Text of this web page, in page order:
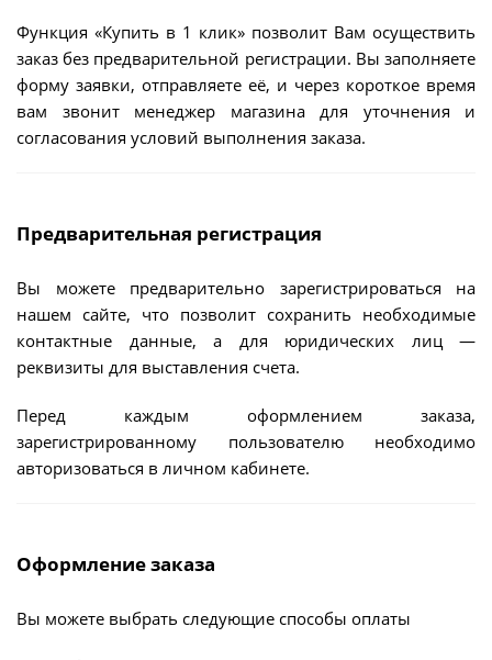
Функция «Купить в 1 клик» позволит Вам осуществить
заказ без предварительной регистрации. Вы заполняете
форму заявки, отправляете её, и через короткое время
вам звонит менеджер магазина для уточнения и
согласования условий выполнения заказа.
Предварительная регистрация
Вы можете предварительно зарегистрироваться на
нашем сайте, что позволит сохранить необходимые
контактные данные, а для юридических лиц —
реквизиты для выставления счета.
Перед каждым оформлением заказа,
зарегистрированному пользователю необходимо
авторизоваться в личном кабинете.
Оформление заказа
Вы можете выбрать следующие способы оплаты